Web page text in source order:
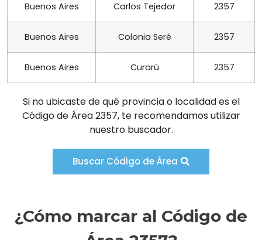
Buenos Aires Carlos Tejedor 2357
Buenos Aires Colonia Seré 2357
Buenos Aires Curarú 2357
Si no ubicaste de qué provincia o localidad es el
Código de Área 2357, te recomendamos utilizar
nuestro buscador.
Buscar Código de Área
¿Cómo marcar al Código de